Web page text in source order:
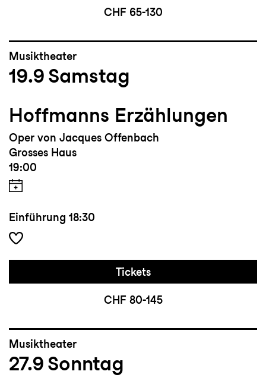
CHF 65-130
Musiktheater
19.9 Samstag
Hoffmanns Erzählungen
Oper von Jacques Offenbach
Grosses Haus
19:00
Einführung 18:30
Tickets
CHF 80-145
Musiktheater
27.9 Sonntag